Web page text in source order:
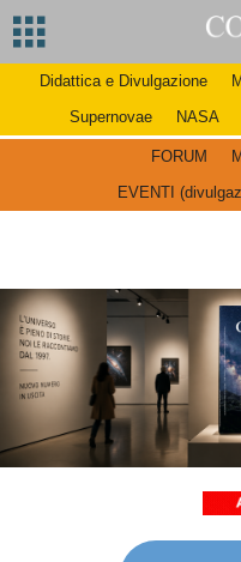
Didattica e Divulgazione
Supernovae
NASA
FORUM
EVENTI